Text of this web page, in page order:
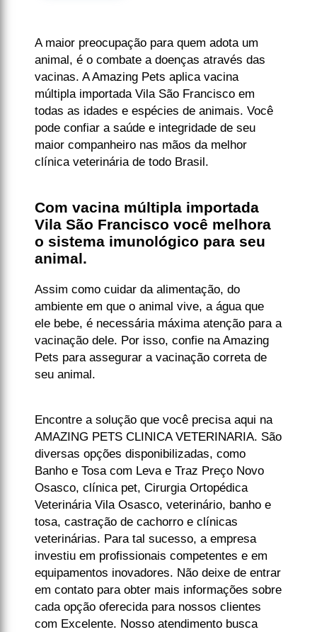
A maior preocupação para quem adota um
animal, é o combate a doenças através das
vacinas. A Amazing Pets aplica vacina
múltipla importada Vila São Francisco em
todas as idades e espécies de animais. Você
pode confiar a saúde e integridade de seu
maior companheiro nas mãos da melhor
clínica veterinária de todo Brasil.
Com vacina múltipla importada
Vila São Francisco você melhora
o sistema imunológico para seu
animal.
Assim como cuidar da alimentação, do
ambiente em que o animal vive, a água que
ele bebe, é necessária máxima atenção para a
vacinação dele. Por isso, confie na Amazing
Pets para assegurar a vacinação correta de
seu animal.
Encontre a solução que você precisa aqui na
AMAZING PETS CLINICA VETERINARIA. São
diversas opções disponibilizadas, como
Banho e Tosa com Leva e Traz Preço Novo
Osasco, clínica pet, Cirurgia Ortopédica
Veterinária Vila Osasco, veterinário, banho e
tosa, castração de cachorro e clínicas
veterinárias. Para tal sucesso, a empresa
investiu em profissionais competentes e em
equipamentos inovadores. Não deixe de entrar
em contato para obter mais informações sobre
cada opção oferecida para nossos clientes
com Excelente. Nosso atendimento busca